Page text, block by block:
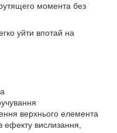
момента без
уйти впотай на
верхнього елемента
ефекту вислизання,